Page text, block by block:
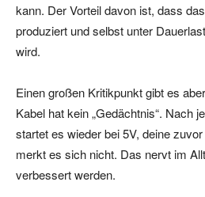
kann. Der Vorteil davon ist, dass
produziert und selbst unter
wird.
Einen großen Kritikpunkt gibt es
Kabel hat kein „Gedächtnis“. Nach
startet es wieder bei 5V, deine
merkt es sich nicht. Das nervt im
verbessert werden.